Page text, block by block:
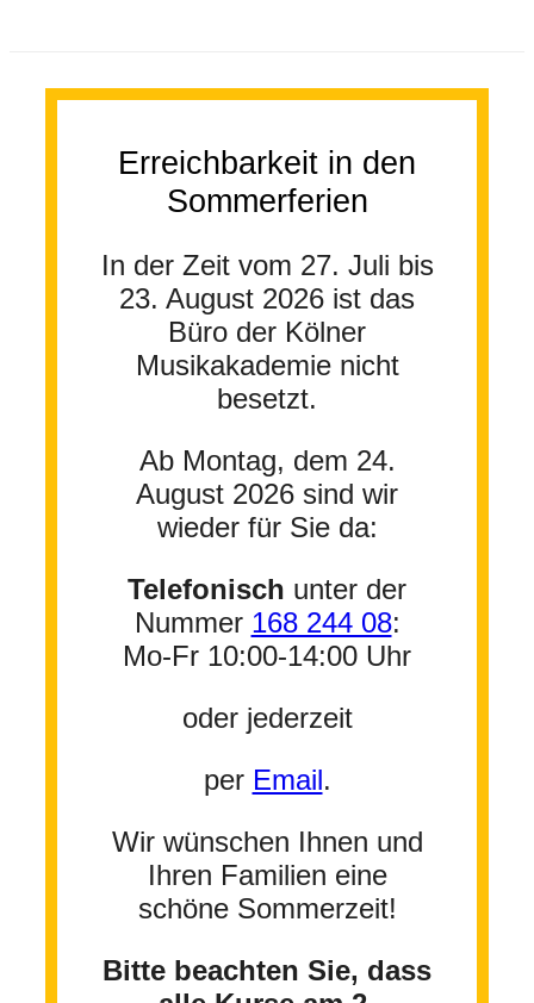
Erreichbarkeit in den
Sommerferien
In der Zeit vom 27. Juli bis
23. August 2026 ist das
Büro der Kölner
Musikakademie nicht
besetzt.
Ab Montag, dem 24.
August 2026 sind wir
wieder für Sie da:
Telefonisch unter der
Nummer 168 244 08:
Mo-Fr 10:00-14:00 Uhr
oder jederzeit
per Email.
Wir wünschen Ihnen und
Ihren Familien eine
schöne Sommerzeit!
Bitte beachten Sie, dass